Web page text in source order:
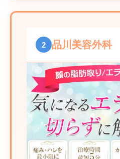
2 品川美容外科